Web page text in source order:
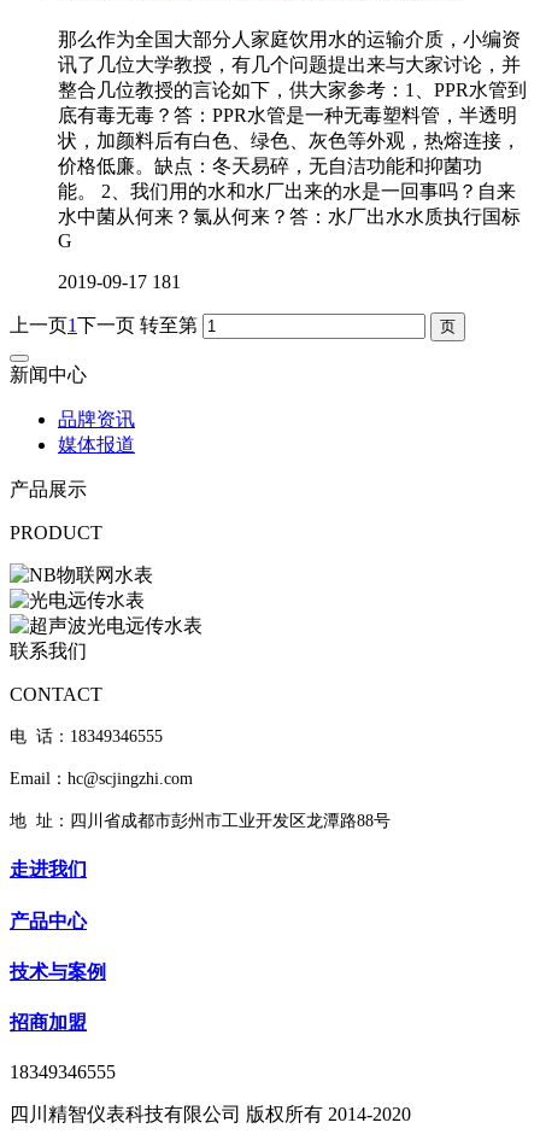
那么作为全国大部分人家庭饮用水的运输介质，小编资
讯了几位大学教授，有几个问题提出来与大家讨论，并
整合几位教授的言论如下，供大家参考：1、PPR水管到
底有毒无毒？答：PPR水管是一种无毒塑料管，半透明
状，加颜料后有白色、绿色、灰色等外观，热熔连接，
价格低廉。缺点：冬天易碎，无自洁功能和抑菌功
能。 2、我们用的水和水厂出来的水是一回事吗？自来
水中菌从何来？氯从何来？答：水厂出水水质执行国标
G
2019-09-17 181
上一页1下一页 转至第
新闻中心
品牌资讯
媒体报道
产品展示
PRODUCT
联系我们
CONTACT
电 话：18349346555
Email：hc@scjingzhi.com
地 址： 四川省成都市彭州市工业开发区龙潭路88号
走进我们
产品中心
技术与案例
招商加盟
18349346555
四川精智仪表科技有限公司 版权所有 2014-2020